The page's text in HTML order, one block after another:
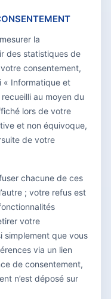
la
des statistiques de
consentement,
« Informatique et
au moyen du
lors de votre
et non équivoque,
de votre
chacune de ces
; votre refus est
votre
simplement que vous
via un lien
de consentement,
n’est déposé sur